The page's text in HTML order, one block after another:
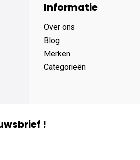
Informatie
Over ons
Blog
Merken
Categorieën
!